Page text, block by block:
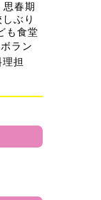
春期
ぶり
も食堂
ラン
担